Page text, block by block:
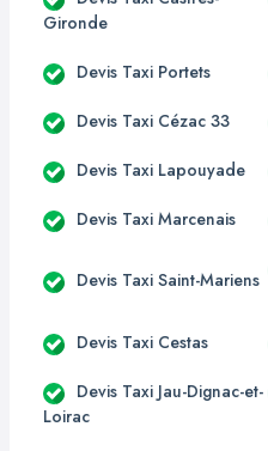
Gironde
Devis Taxi Portets
Devis Taxi Cézac 33
Devis Taxi Lapouyade
Devis Taxi Marcenais
Devis Taxi Saint-Mariens
Devis Taxi Cestas
Devis Taxi Jau-Dignac-et-
Loirac